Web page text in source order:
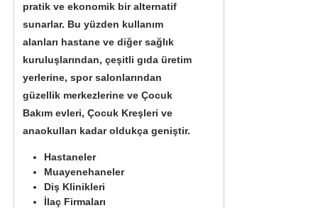
pratik ve ekonomik bir alternatif
sunarlar. Bu yüzden kullanım
alanları hastane ve diğer sağlık
kuruluşlarından, çeşitli gıda üretim
yerlerine, spor salonlarından
güzellik merkezlerine ve Çocuk
Bakım evleri, Çocuk Kreşleri ve
anaokulları kadar oldukça geniştir.
Hastaneler
Muayenehaneler
Diş Klinikleri
İlaç Firmaları